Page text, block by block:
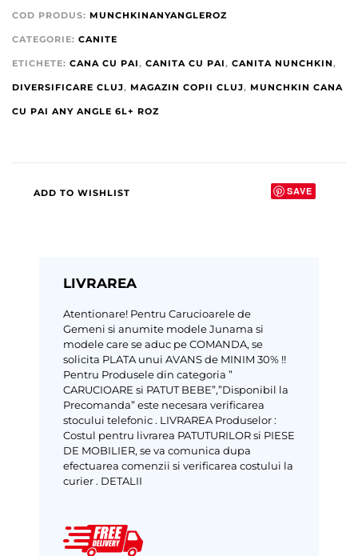
COD PRODUS: MUNCHKINANYANGLEROZ
CATEGORIE: CANITE
ETICHETE: CANA CU PAI, CANITA CU PAI, CANITA NUNCHKIN,
DIVERSIFICARE CLUJ, MAGAZIN COPII CLUJ, MUNCHKIN CANA
CU PAI ANY ANGLE 6L+ ROZ
ADD TO WISHLIST SAVE
LIVRAREA
Atentionare! Pentru Carucioarele de
Gemeni si anumite modele Junama si
modele care se aduc pe COMANDA, se
solicita PLATA unui AVANS de MINIM 30% !!
Pentru Produsele din categoria ”
CARUCIOARE si PATUT BEBE”,”Disponibil la
Precomanda” este necesara verificarea
stocului telefonic . LIVRAREA Produselor :
Costul pentru livrarea PATUTURILOR si PIESE
DE MOBILIER, se va comunica dupa
efectuarea comenzii si verificarea costului la
curier . DETALII